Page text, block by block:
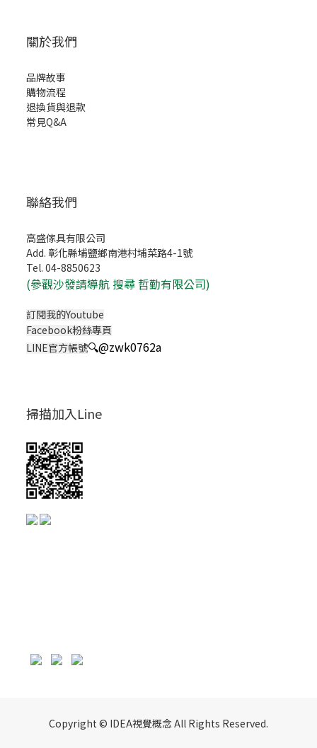
關於我們
品牌故事
購物流程
退換貨與退款
常見Q&A
聯絡我們
高盛傢具有限公司
Add. 彰化縣埔鹽鄉南港村埔菜路4-1號
Tel. 04-8850623
(參觀沙發請導航 搜尋 哲勤有限公司)
訂閱我的Youtube
Facebook粉絲專頁
LINE官方帳號🔍@zwk0762a
掃描加入Line
Copyright © IDEA視覺概念 All Rights Reserved.